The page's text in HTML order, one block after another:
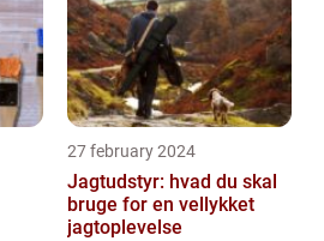
27 february 2024
Jagtudstyr: hvad du skal
bruge for en vellykket
jagtoplevelse